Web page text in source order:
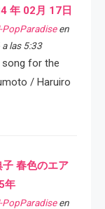
年 02月 17日
PopParadiseen
las 5:33
song for the
/ Haruiro
子 春色のエア
年
PopParadiseen